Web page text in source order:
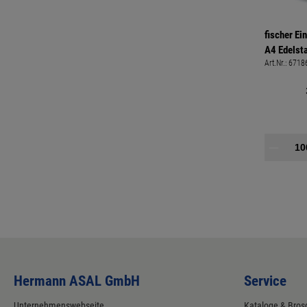
fischer
A4
Art.Nr.:
Hermann ASAL GmbH Service